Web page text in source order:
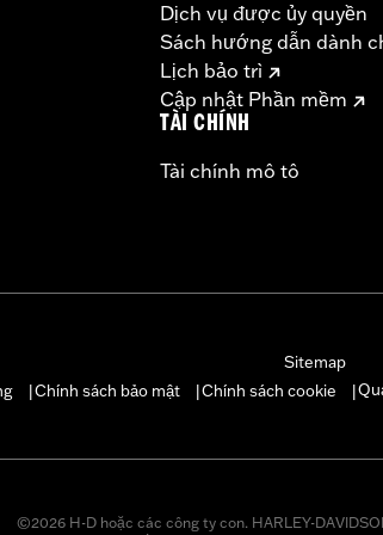
Dịch vụ được ủy quyền
Sách hướng dẫn dành
Lịch bảo trì
Cập nhật Phần mềm
TÀI CHÍNH
Tài chính mô tô
Sitemap
Chính sách bảo mật Chính sách cookie
©2026 H-D hoặc các công ty con. HARLEY-